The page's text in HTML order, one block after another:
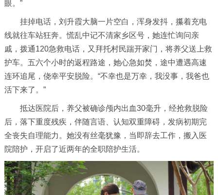
眼。”
挂掉电话，刘升霞大脑一片空白，浑身发抖，攥着充电
线就往车站狂奔。慌乱中记不清家乡区号，她连忙询问亲
戚，拨通120急救电话，又拜托村民踹开家门，将养父送上救
护车。五六个小时的返程路途，她心急如焚，途中遭遇高速
连环追尾，侥幸平安脱险。“不幸也是万幸，我没事，我爸也
活下来了。”
抵达医院后，养父被确诊颅内出血30毫升，经抢救脱险
后，落下重度残疾，伴随言语、认知双重障碍，发病初期完
全丧失自理能力。她没有丝毫犹豫，当即辞去工作，搬入医
院陪护，开启了近两年的全职陪护生活。